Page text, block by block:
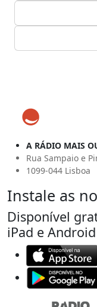
A RÁDIO MAIS
Rua Sampaio e
1099-044 Lisboa
Instale as
Disponível
iPad e Android